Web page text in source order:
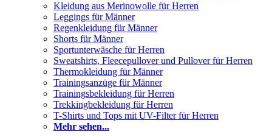
Kleidung aus Merinowolle für Herren
Leggings für Männer
Regenkleidung für Männer
Shorts für Männer
Sportunterwäsche für Herren
Sweatshirts, Fleecepullover und Pullover für Herren
Thermokleidung für Männer
Trainingsanzüge für Männer
Trainingsbekleidung für Herren
Trekkingbekleidung für Herren
T-Shirts und Tops mit UV-Filter für Herren
Mehr sehen...